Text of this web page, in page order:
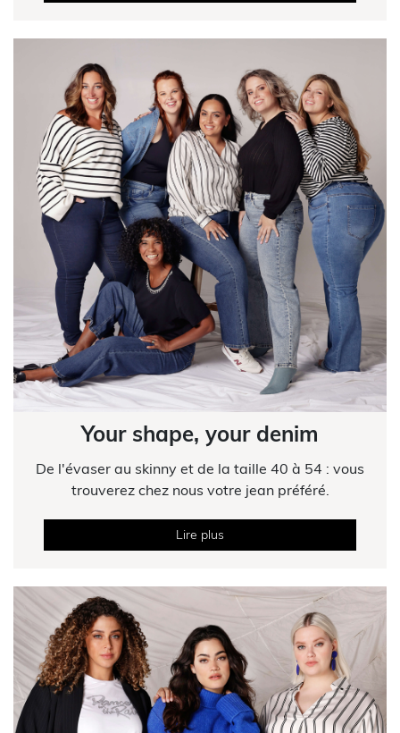
Your shape, your denim
De l'évaser au skinny et de la taille 40 à 54 : vous
trouverez chez nous votre jean préféré.
Lire plus